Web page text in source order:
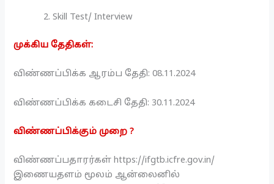
Skill Test/ Interview
முக்கிய தேதிகள்:
விண்ணப்பிக்க ஆரம்ப தேதி: 08.11.2024
விண்ணப்பிக்க கடைசி தேதி: 30.11.2024
விண்ணப்பிக்கும் முறை ?
விண்ணப்பதாரர்கள் https://ifgtb.icfre.gov.in/
இணையதளம் மூலம் ஆன்லைனில்